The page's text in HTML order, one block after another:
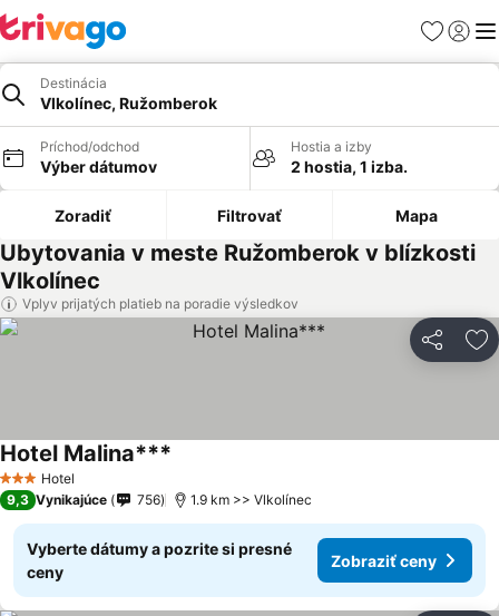
Obľúbené
Destinácia
Vlkolínec, Ružomberok
Príchod/odchod
Výber dátumov
Hostia a izby
2 hostia, 1 izba.
Zoradiť Filtrovať Mapa
Ubytovania v meste Ružomberok v blízkosti
Vlkolínec
Vplyv prijatých platieb na poradie výsledkov
Zdieľať
3 Počet hviezdičiek
Hotel
Hotel Malina***
9,3 Vynikajúce 756 1.9 km >> Vlkolínec
Vyberte dátumy a pozrite si presné
ceny
Zobraziť ceny